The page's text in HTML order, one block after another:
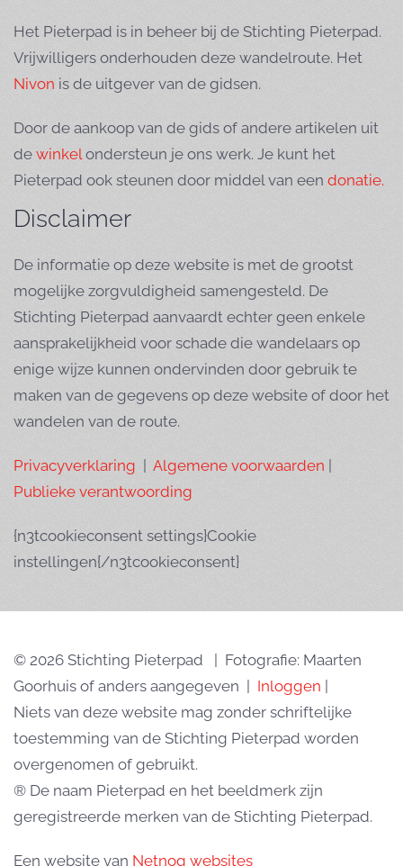
Het Pieterpad is in beheer bij de Stichting Pieterpad.
Vrijwilligers onderhouden deze wandelroute. Het
Nivon is de uitgever van de gidsen.
Door de aankoop van de gids of andere artikelen uit
de winkelondersteun je ons werk. Je kunt het
Pieterpad ook steunen door middel van een donatie.
Disclaimer
De informatie op deze website is met de grootst
mogelijke zorgvuldigheid samengesteld. De
Stichting Pieterpad aanvaardt echter geen enkele
aansprakelijkheid voor schade die wandelaars op
enige wijze kunnen ondervinden door gebruik te
maken van de gegevens op deze website of door het
wandelen van de route.
Privacyverklaring Algemene voorwaarden
Publieke verantwoording
{n3tcookieconsent settings}Cookie
instellingen{/n3tcookieconsent}
© 2026 Stichting Pieterpad | Fotografie: Maarten
Goorhuis of anders aangegeven | Inloggen
Niets van deze website mag zonder schriftelijke
toestemming van de Stichting Pieterpad worden
overgenomen of gebruikt.
® De naam Pieterpad en het beeldmerk zijn
geregistreerde merken van de Stichting Pieterpad.
Een website van Netnog websites